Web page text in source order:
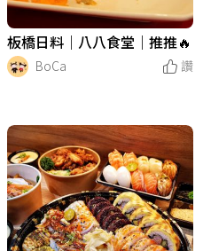
板橋日料｜八八食堂｜推推🔥
BoCa
讚